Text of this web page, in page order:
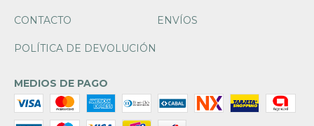
CONTACTO ENVÍOS
POLÍTICA DE DEVOLUCIÓN
MEDIOS DE PAGO